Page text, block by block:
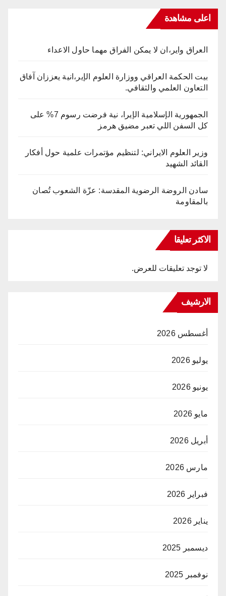
اعلى مشاهدة
العراق واير،ان لا يمكن الفراق مهما حاول الاعداء
بيت الحكمة العراقي ووزارة العلوم الإير،انية يعززان آفاق
التعاون العلمي والثقافي.
الجمهورية الإسلامية الإيرا، نية فرضت رسوم 7% على
كل السفن اللي تعبر مضيق هرمز
وزير العلوم الايراني: لتنظيم مؤتمرات علمية حول أفكار
القائد الشهيد
سادن الروضة الرضوية المقدسة: عزّة الشعوب تُصان
بالمقاومة
الاكثر تعليقا
لا توجد تعليقات للعرض.
الارشيف
أغسطس 2026
يوليو 2026
يونيو 2026
مايو 2026
أبريل 2026
مارس 2026
فبراير 2026
يناير 2026
ديسمبر 2025
نوفمبر 2025